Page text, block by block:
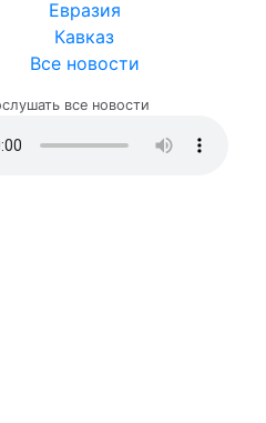
Евразия
Кавказ
Все новости
все новости